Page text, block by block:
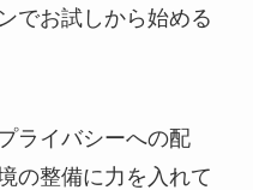
でお試しから始める
ライバシーへの配
の整備に力を入れて